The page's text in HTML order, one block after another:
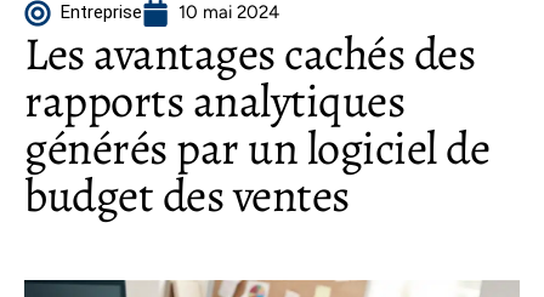
Entreprise 10 mai 2024
Les avantages cachés des
rapports analytiques
générés par un logiciel de
budget des ventes